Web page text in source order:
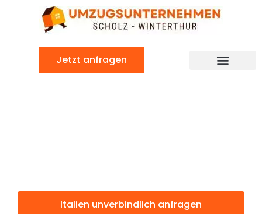
Jetzt anfragen
Italien unverbindlich anfragen